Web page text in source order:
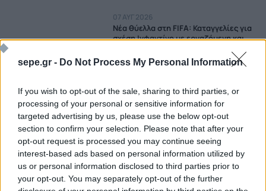
sepe.gr - Do Not Process My Personal Information
If you wish to opt-out of the sale, sharing to third parties, or
processing of your personal or sensitive information for
targeted advertising by us, please use the below opt-out
section to confirm your selection. Please note that after your
opt-out request is processed you may continue seeing
interest-based ads based on personal information utilized by
us or personal information disclosed to third parties prior to
your opt-out. You may separately opt-out of the further
07 ΑΥΓ 2026
Νέα θύελλα στη FIFA: Καταγγελίες για
σχέση Ινφαντίνο με εργαζόμενη και
ανθρωπιάς, έκανε σημαντική δωρεά
για παιδί που δίνει μάχη με τον
καρκίνο
07 ΑΥΓ 2026
Λεβαδειακός: Τον Σενεγαλέζο Ν'
Ντιαγέ πήραν οι Βοιωτοί
07 ΑΥΓ 2026
Ντεπορτίβο Μουνισιπάλ: